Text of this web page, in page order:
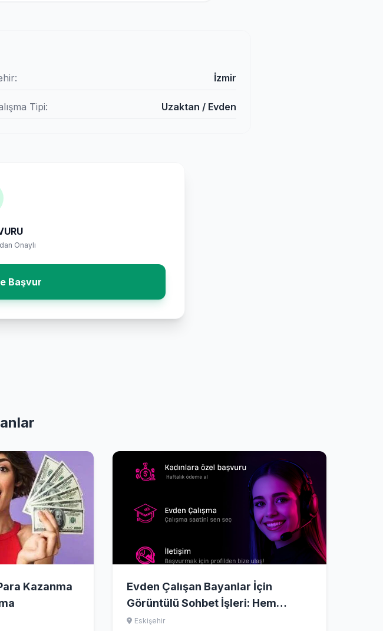
İzmir
Tipi: Uzaktan / Evden
Onaylı
Başvur
Kazanma
Evden Çalışan Bayanlar İçin
Görüntülü Sohbet İşleri: Hem
Kazançlı Hem de Keyifli Bir İş
Eskişehir